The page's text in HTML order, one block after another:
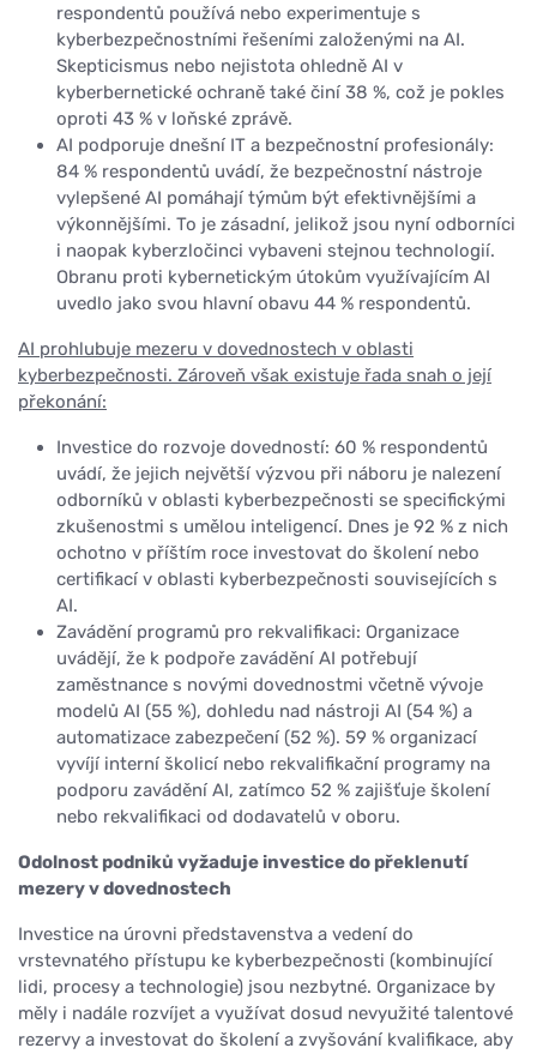
respondentů používá nebo experimentuje s
kyberbezpečnostními řešeními založenými na AI.
Skepticismus nebo nejistota ohledně AI v
kyberbernetické ochraně také činí 38 %, což je pokles
oproti 43 % v loňské zprávě.
AI podporuje dnešní IT a bezpečnostní profesionály:
84 % respondentů uvádí, že bezpečnostní nástroje
vylepšené AI pomáhají týmům být efektivnějšími a
výkonnějšími. To je zásadní, jelikož jsou nyní odborníci
i naopak kyberzločinci vybaveni stejnou technologií.
Obranu proti kybernetickým útokům využívajícím AI
uvedlo jako svou hlavní obavu 44 % respondentů.
AI prohlubuje mezeru v dovednostech v oblasti
kyberbezpečnosti. Zároveň však existuje řada snah o její
překonání:
Investice do rozvoje dovedností: 60 % respondentů
uvádí, že jejich největší výzvou při náboru je nalezení
odborníků v oblasti kyberbezpečnosti se specifickými
zkušenostmi s umělou inteligencí. Dnes je 92 % z nich
ochotno v příštím roce investovat do školení nebo
certifikací v oblasti kyberbezpečnosti souvisejících s
AI.
Zavádění programů pro rekvalifikaci: Organizace
uvádějí, že k podpoře zavádění AI potřebují
zaměstnance s novými dovednostmi včetně vývoje
modelů AI (55 %), dohledu nad nástroji AI (54 %) a
automatizace zabezpečení (52 %). 59 % organizací
vyvíjí interní školicí nebo rekvalifikační programy na
podporu zavádění AI, zatímco 52 % zajišťuje školení
nebo rekvalifikaci od dodavatelů v oboru.
Odolnost podniků vyžaduje investice do překlenutí
mezery v dovednostech
Investice na úrovni představenstva a vedení do
vrstevnatého přístupu ke kyberbezpečnosti (kombinující
lidi, procesy a technologie) jsou nezbytné. Organizace by
měly i nadále rozvíjet a využívat dosud nevyužité talentové
rezervy a investovat do školení a zvyšování kvalifikace, aby